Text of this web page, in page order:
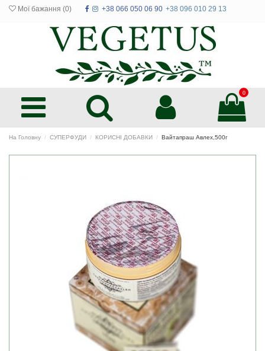
Мої бажання (0) +38 066 050 06 90 +38 096 010 29 13
0
На Головну СУПЕРФУДИ КОРИСНІ ДОБАВКИ Вайтапраш Авлех,500г